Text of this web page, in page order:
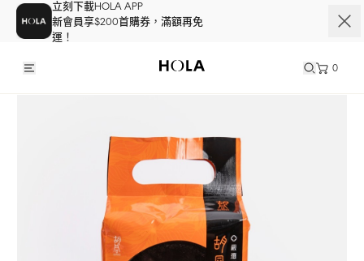
立刻下載HOLA APP
新會員享$200首購券，滿額再免
運！
0